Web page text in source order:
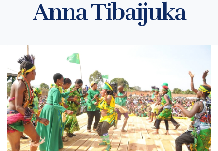
Anna Tibaijuka